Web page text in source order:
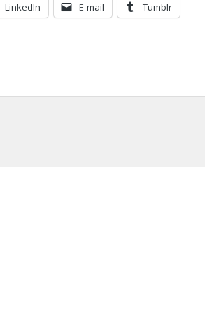
LinkedIn E-mail Tumblr